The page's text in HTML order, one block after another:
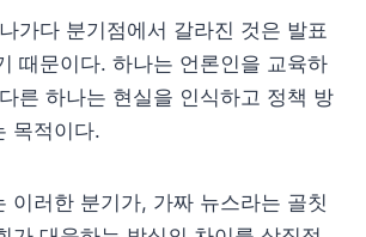
가다 분기점에서 갈라진 것은 발표
때문이다. 하나는 언론인을 교육하
른 하나는 현실을 인식하고 정책 방
목적이다.
이러한 분기가, 가짜 뉴스라는 골칫